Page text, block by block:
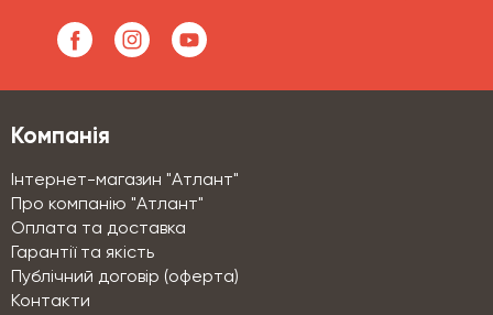
Компанія
Інтернет-магазин "Атлант"
Про компанію "Атлант"
Оплата та доставка
Гарантії та якість
Публічний договір (оферта)
Контакти